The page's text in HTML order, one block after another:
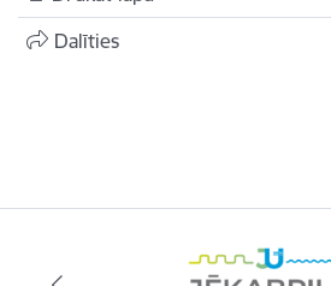
Dalīties